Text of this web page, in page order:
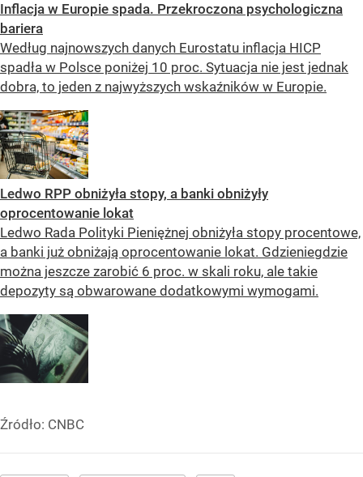
Inflacja w Europie spada. Przekroczona psychologiczna
bariera
Według najnowszych danych Eurostatu inflacja HICP
spadła w Polsce poniżej 10 proc. Sytuacja nie jest jednak
dobra, to jeden z najwyższych wskaźników w Europie.
Ledwo RPP obniżyła stopy, a banki obniżyły
oprocentowanie lokat
Ledwo Rada Polityki Pieniężnej obniżyła stopy procentowe,
a banki już obniżają oprocentowanie lokat. Gdzieniegdzie
można jeszcze zarobić 6 proc. w skali roku, ale takie
depozyty są obwarowane dodatkowymi wymogami.
Źródło: CNBC